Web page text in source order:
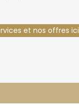
et nos offres ici